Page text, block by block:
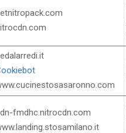
fmdhc.nitrocdn.com